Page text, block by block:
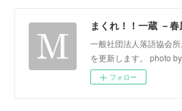
まくれ！！一蔵 －
一般社団法人落語協会
を更新します。 photo
フォロー